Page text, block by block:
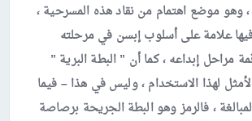
، وهو موضع اهتمام من نقاد هذه المسرحية ،
علامة على أسلوب إبسن في مرحلته
مراحل إبداعه ، كما أن ” البطة البرية ”
لهذا الاستخدام ، وليس في هذا – فيما
، فالرمز وهو البطة الجريحة برصاصة